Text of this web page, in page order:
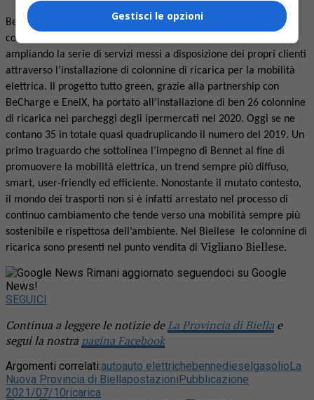
Bennet, azienda leader nel settore degli ipermercati e dei centri
commerciali, arricchisce la sua strategia di sostenibilità
ampliando la serie di servizi messi a disposizione dei propri clienti
attraverso l’installazione di colonnine di ricarica per la mobilità
elettrica.
Il progetto tutto green, grazie alla partnership con
BeCharge e EnelX, ha portato all’installazione di ben 26 colonnine
di ricarica nei parcheggi degli ipermercati nel 2020. Oggi se ne
contano 35 in totale quasi quadruplicando il numero del 2019. Un
primo traguardo che sottolinea l’impegno di Bennet al fine di
promuovere la mobilità elettrica, un trend sempre più diffuso,
smart, user-friendly ed efficiente. Nonostante il mutato contesto,
il mondo dei trasporti non si è infatti arrestato nel processo di
continuo cambiamento che tende verso una mobilità sempre più
sostenibile e rispettosa dell’ambiente. Nel Biellese le colonnine di
ricarica sono presenti nel punto vendita di Vigliano Biellese.
Rimani aggiornato seguendoci su Google
News!
SEGUICI
Continua a leggere le notizie deLa Provincia di Biella e
segui la nostra pagina Facebook
Argomenti correlati:autoauto elettrichebennedieselgasolioLa
Nuova Provincia di BiellapostazioniPubblicazione
2021/07/10ricarica
Gestisci le opzioni